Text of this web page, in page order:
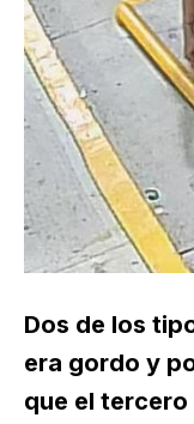
Dos de los
era gordo y
que el